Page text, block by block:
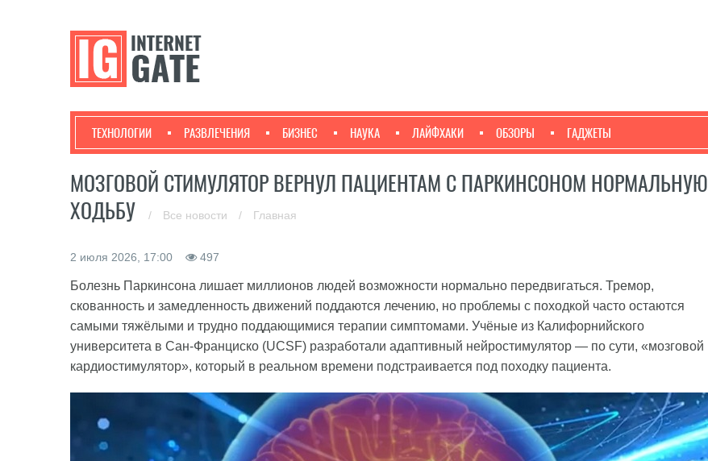
ТЕХНОЛОГИИ РАЗВЛЕЧЕНИЯ БИЗНЕС НАУКА ЛАЙФХАКИ ОБЗОРЫ ГАДЖЕТЫ
МОЗГОВОЙ СТИМУЛЯТОР ВЕРНУЛ ПАЦИЕНТАМ С ПАРКИНСОНОМ НОРМАЛЬНУЮ
ХОДЬБУ
/ Все новости / Главная
2 июля 2026, 17:00 497
Болезнь Паркинсона лишает миллионов людей возможности нормально передвигаться. Тремор,
скованность и замедленность движений поддаются лечению, но проблемы с походкой часто остаются
самыми тяжёлыми и трудно поддающимися терапии симптомами. Учёные из Калифорнийского
университета в Сан-Франциско (UCSF) разработали адаптивный нейростимулятор — по сути, «мозговой
кардиостимулятор», который в реальном времени подстраивается под походку пациента.